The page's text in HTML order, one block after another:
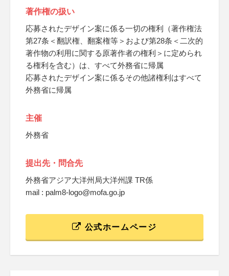
著作権の扱い
応募されたデザイン案に係る一切の権利（著作権法
第27条＜翻訳権、翻案権等＞および第28条＜二次的
著作物の利用に関する原著作者の権利＞に定められ
る権利を含む）は、すべて外務省に帰属
応募されたデザイン案に係るその他諸権利はすべて
外務省に帰属
主催
外務省
提出先・問合先
外務省アジア大洋州局大洋州課 TR係
mail : palm8-logo@mofa.go.jp
公式ホームページ